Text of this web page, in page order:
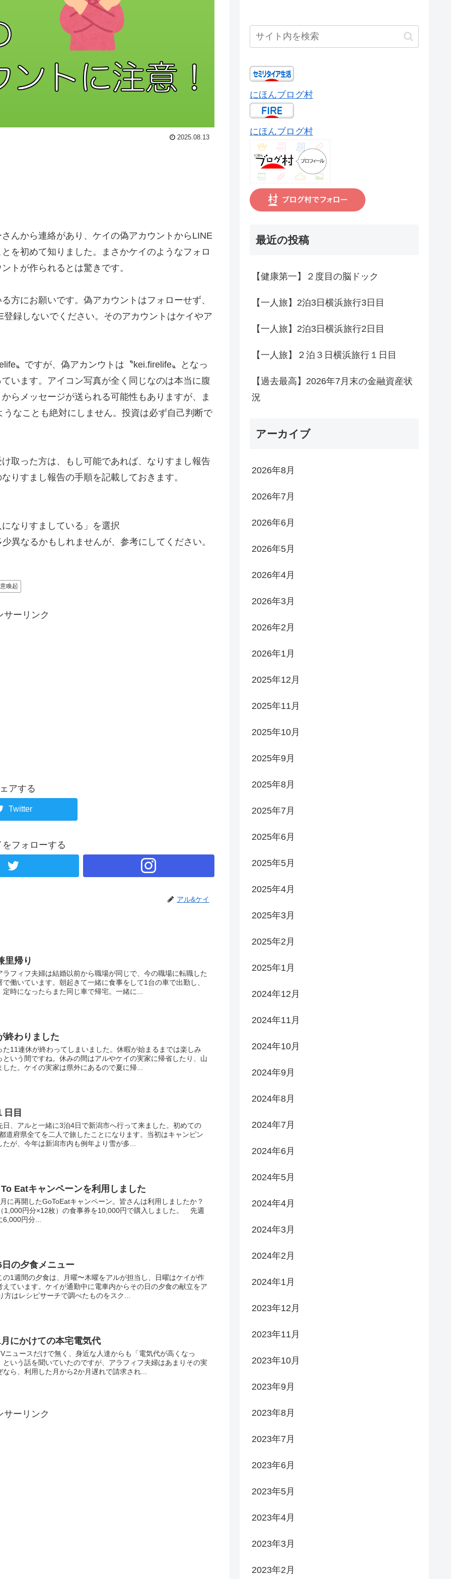
2025.08.13
んから連絡があり、ケイの偽アカウントからLINE
を初めて知りました。まさかケイのようなフォロ
トが作られるとは驚きです。
方にお願いです。偽アカウントはフォローせず、
録しないでください。そのアカウントはケイやア
〟ですが、偽アカンウトは〝kei.firelife〟となっ
います。アイコン写真が全く同じなのは本当に腹
らメッセージが送られる可能性もありますが、ま
なことも絶対にしません。投資は必ず自己判断で
取った方は、もし可能であれば、なりすまし報告
りすまし報告の手順を記載しておきます。
なりすましている」を選択
異なるかもしれませんが、参考にしてください。
喚起
サーリンク
アする
Twitter
フォローする
アル&ケイ
里帰り
フィフ夫婦は結婚以前から職場が同じで、今の職場に転職した
働いています。朝起きて一緒に食事をして1台の車で出勤し、
時になったらまた同じ車で帰宅。一緒に...
終わりました
11連休が終わってしまいました。休暇が始まるまでは楽しみ
いう間ですね。休みの間はアルやケイの実家に帰省したり、山
た。ケイの実家は県外にあるので夏に帰...
日目
、アルと一緒に3泊4日で新潟市へ行って来ました。初めての
道府県全てを二人で旅したことになります。当初はキャンピン
が、今年は新潟市内も例年より雪が多...
Eatキャンペーンを利用しました
再開したGoToEatキャンペーン。皆さんは利用しましたか？
1,000円分×12枚）の食事券を10,000円で購入しました。 先週
円分...
日の夕食メニュー
1週間の夕食は、月曜〜木曜をアルが担当し、日曜はケイが作
えています。ケイが通勤中に電車内からその日の夕食の献立をア
はレシピサーチで調べたものをスク...
にかけての本宅電気代
ュースだけで無く、身近な人達からも「電気代が高くなっ
いう話を聞いていたのですが、アラフィフ夫婦はあまりその実
ら、利用した月から2か月遅れで請求され...
サーリンク
にほんブログ村
にほんブログ村
最近の投稿
【健康第一】２度目の脳ドック
【一人旅】2泊3日横浜旅行3日目
【一人旅】2泊3日横浜旅行2日目
【一人旅】２泊３日横浜旅行１日目
【過去最高】2026年7月末の金融資産状
況
アーカイブ
2026年8月
2026年7月
2026年6月
2026年5月
2026年4月
2026年3月
2026年2月
2026年1月
2025年12月
2025年11月
2025年10月
2025年9月
2025年8月
2025年7月
2025年6月
2025年5月
2025年4月
2025年3月
2025年2月
2025年1月
2024年12月
2024年11月
2024年10月
2024年9月
2024年8月
2024年7月
2024年6月
2024年5月
2024年4月
2024年3月
2024年2月
2024年1月
2023年12月
2023年11月
2023年10月
2023年9月
2023年8月
2023年7月
2023年6月
2023年5月
2023年4月
2023年3月
2023年2月